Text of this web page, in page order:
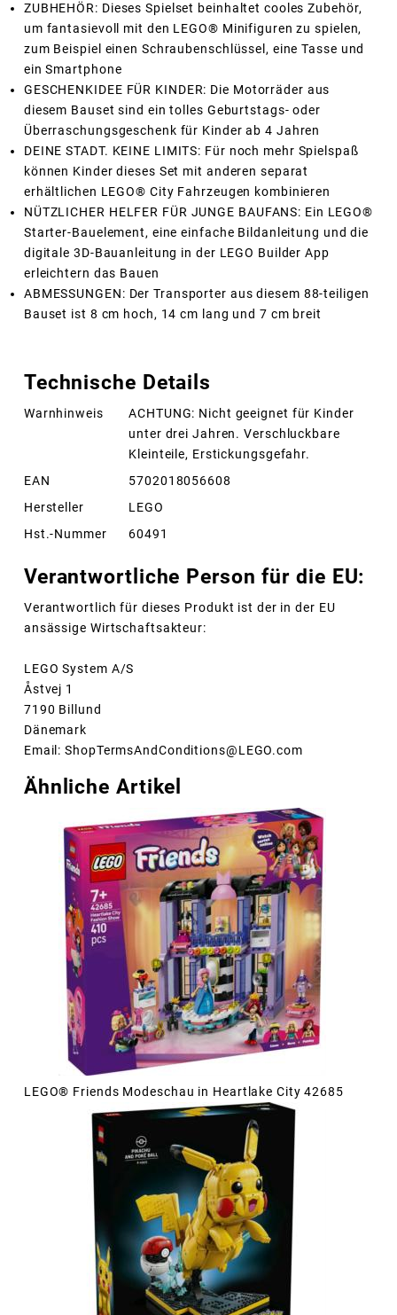
ZUBHEHÖR: Dieses Spielset beinhaltet cooles Zubehör,
um fantasievoll mit den LEGO® Minifiguren zu spielen,
zum Beispiel einen Schraubenschlüssel, eine Tasse und
ein Smartphone
GESCHENKIDEE FÜR KINDER: Die Motorräder aus
diesem Bauset sind ein tolles Geburtstags- oder
Überraschungsgeschenk für Kinder ab 4 Jahren
DEINE STADT. KEINE LIMITS: Für noch mehr Spielspaß
können Kinder dieses Set mit anderen separat
erhältlichen LEGO® City Fahrzeugen kombinieren
NÜTZLICHER HELFER FÜR JUNGE BAUFANS: Ein LEGO®
Starter-Bauelement, eine einfache Bildanleitung und die
digitale 3D-Bauanleitung in der LEGO Builder App
erleichtern das Bauen
ABMESSUNGEN: Der Transporter aus diesem 88-teiligen
Bauset ist 8 cm hoch, 14 cm lang und 7 cm breit
Technische Details
Warnhinweis
ACHTUNG: Nicht geeignet für Kinder
unter drei Jahren. Verschluckbare
Kleinteile, Erstickungsgefahr.
EAN
5702018056608
Hersteller
LEGO
Hst.-Nummer
60491
Verantwortliche Person für die EU:
Verantwortlich für dieses Produkt ist der in der EU
ansässige Wirtschaftsakteur:
LEGO System A/S
Åstvej 1
7190 Billund
Dänemark
Email: ShopTermsAndConditions@LEGO.com
Ähnliche Artikel
LEGO® Friends Modeschau in Heartlake City 42685